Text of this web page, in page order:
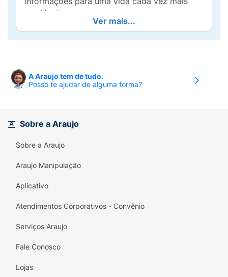
saudável.
Quem pode participar do Programa Mais
medicamento Pfizer participante do
Programa Mais Pfizer.
reumatoide;Câncer de mama;Colesterol
alta;Trombose.
ERANZ
Comprimido revestido 5 mg ou 10 mg.Eranz
cloridrato de donepezila.
I - IDENTIFICAÇÃO DO MEDICAMENTO
de donepezila.
Ver mais...
A Araujo tem de tudo.
Posso te ajudar de alguma forma?
Sobre a Araujo
Sobre a Araujo
Araujo Manipulação
Aplicativo
Atendimentos Corporativos - Convênio
Serviços Araujo
Fale Conosco
Lojas